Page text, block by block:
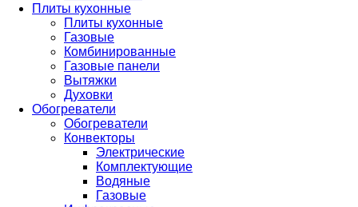
Плиты кухонные
Плиты кухонные
Газовые
Комбинированные
Газовые панели
Вытяжки
Духовки
Обогреватели
Обогреватели
Конвекторы
Электрические
Комплектующие
Водяные
Газовые